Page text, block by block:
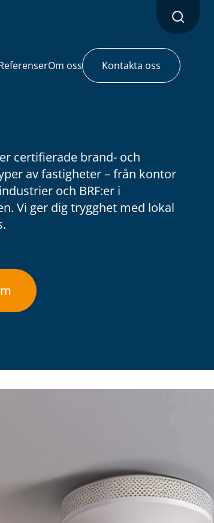
Om oss Kontakta oss
certifierade brand- och
av fastigheter – från kontor
och BRF:er i
Vi ger dig trygghet med lokal